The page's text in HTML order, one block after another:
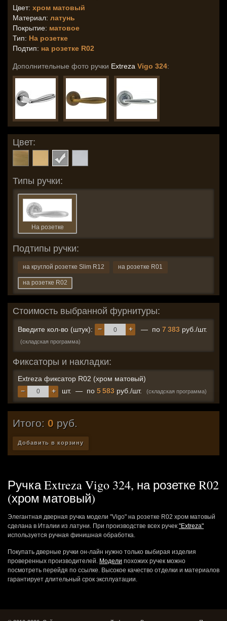
Цвет: хром матовый
Материал: латунь
Покрытие: матовое
Тип: На розетке
Подтип: на розетке R02
Дополнительные фото ручки Extreza Vigo 324:
Цвет:
Типы ручки:
На розетке
Подтипы ручки:
на круглой розетке Slim R12 на розетке R01
на розетке R02
Стоимость выбранной фурнитуры:
Введите кол-во (штук): +
− — по 7 383 руб./шт.
(складская программа)
Фиксаторы и накладки:
Extreza фиксатор R02 (хром матовый)
+
− шт. — по 5 583 руб./шт. (складская программа)
Итого: 0 руб.
Добавить в корзину
Ручка Extreza Vigo 324, на розетке R02
(хром матовый)
Элегантная дверная ручка модели "Vigo" на розетке R02 хром матовый
сделана в Италии из латуни. При производстве всех ручек "Extreza"
используется ручная финишная обработка.
Покупать дверные ручки он-лайн нужно только выбирая изделия
проверенных производителей. Модели похожих ручек можно
посмотреть перейдя по ссылке. Высокое качество отделки и материалов
гарантирует длительный срок эксплуатации.